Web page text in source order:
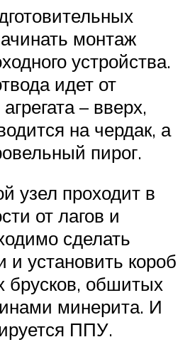
монтаж
устройства.
идет от
– вверх,
на чердак, а
пирог.
узел проходит в
от лагов и
сделать
и установить короб
брусков, обшитых
минерита. И
ППУ.